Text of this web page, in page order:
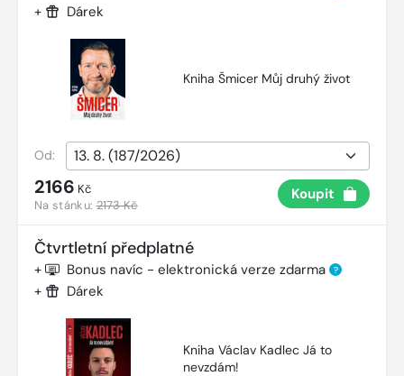
+ Dárek
Kniha Šmicer Můj druhý život
Od:
2166 Kč
Na stánku:2173 Kč
Koupit
Čtvrtletní předplatné
+ Bonus navíc - elektronická verze zdarma ?
+ Dárek
Kniha Václav Kadlec Já to
nevzdám!